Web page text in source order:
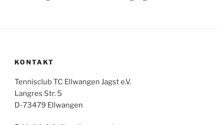
KONTAKT
Tennisclub TC Ellwangen Jagst e.V.
Langres Str. 5
D-73479 Ellwangen